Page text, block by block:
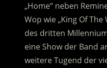
„Home“ neben
Wop wie „King Of
des dritten
eine Show der Band
weitere Tugend der